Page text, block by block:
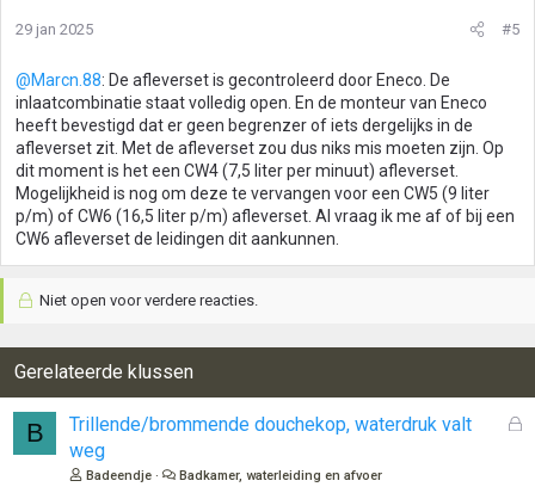
29 jan 2025 #5
@Marcn.88: De afleverset is gecontroleerd door Eneco. De
inlaatcombinatie staat volledig open. En de monteur van Eneco
heeft bevestigd dat er geen begrenzer of iets dergelijks in de
afleverset zit. Met de afleverset zou dus niks mis moeten zijn. Op
dit moment is het een CW4 (7,5 liter per minuut) afleverset.
Mogelijkheid is nog om deze te vervangen voor een CW5 (9 liter
p/m) of CW6 (16,5 liter p/m) afleverset. Al vraag ik me af of bij een
CW6 afleverset de leidingen dit aankunnen.
Niet open voor verdere reacties.
Gerelateerde klussen
B
G
Trillende/brommende douchekop, waterdruk valt
weg
Badeendje Badkamer, waterleiding en afvoer